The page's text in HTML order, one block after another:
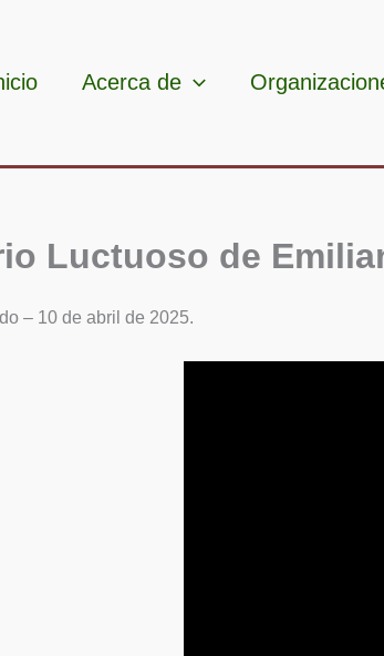
Acerca de
Luctuoso de
– 10 de abril de 2025.